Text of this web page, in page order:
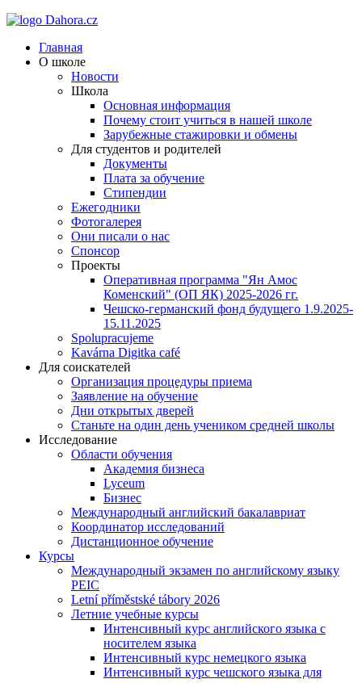
Главная
О школе
Новости
Школа
Основная информация
Почему стоит учиться в нашей школе
Зарубежные стажировки и обмены
Для студентов и родителей
Документы
Плата за обучение
Стипендии
Ежегодники
Фотогалерея
Они писали о нас
Спонсор
Проекты
Оперативная программа "Ян Амос
Коменский" (ОП ЯК) 2025-2026 гг.
Чешско-германский фонд будущего 1.9.2025-
15.11.2025
Spolupracujeme
Kavárna Digitka café
Для соискателей
Организация процедуры приема
Заявление на обучение
Дни открытых дверей
Станьте на один день учеником средней школы
Исследование
Области обучения
Академия бизнеса
Lyceum
Бизнес
Международный английский бакалавриат
Координатор исследований
Дистанционное обучение
Курсы
Международный экзамен по английскому языку
PEIC
Letní příměstské tábory 2026
Летние учебные курсы
Интенсивный курс английского языка с
носителем языка
Интенсивный курс немецкого языка
Интенсивный курс чешского языка для